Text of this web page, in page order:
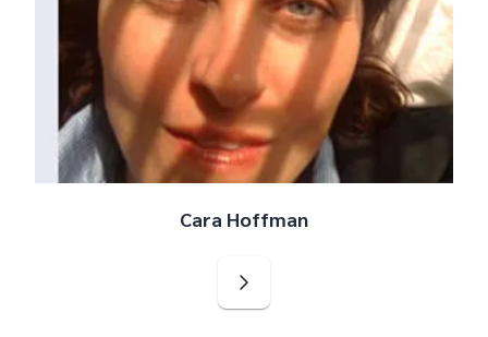
Cara Hoffman